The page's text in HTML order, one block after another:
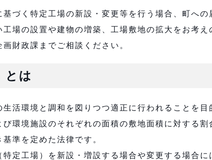
づく特定工場の新設・変更等を行う場合、町への
場の設置や建物の増築、工場敷地の拡大をお考え
財政課までご相談ください。
とは
活環境と調和を図りつつ適正に行われることを目
環境施設のそれぞれの面積の敷地面積に対する割
準を定めた法律です。
定工場）を新設・増設する場合や変更する場合に